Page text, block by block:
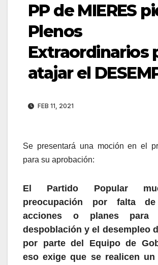
PP de MIERES
Plenos
Extraordinarios
atajar el
FEB 11, 2021
Se presentará una moción en el
para su aprobación:
El Partido Popular
preocupación por falta de
acciones o planes para
despoblación y el desempleo
por parte del Equipo de
eso exige que se realicen un